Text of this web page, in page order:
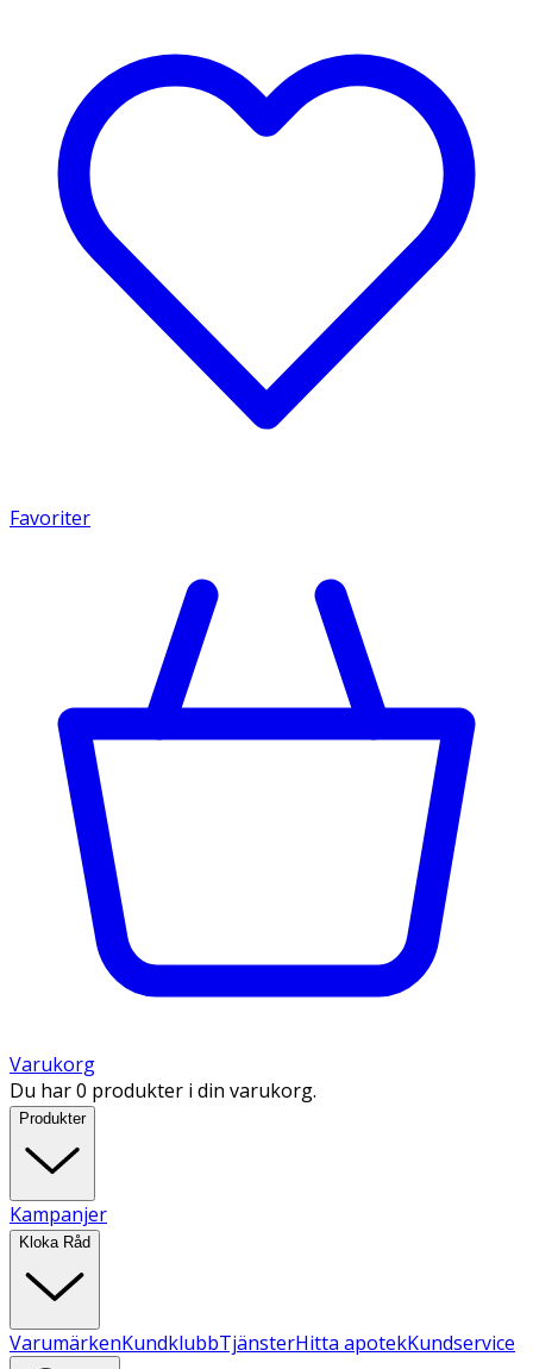
Favoriter
Varukorg
Du har 0 produkter i din varukorg.
Produkter
Kampanjer
Kloka Råd
VarumärkenKundklubbTjänsterHitta apotekKundservice